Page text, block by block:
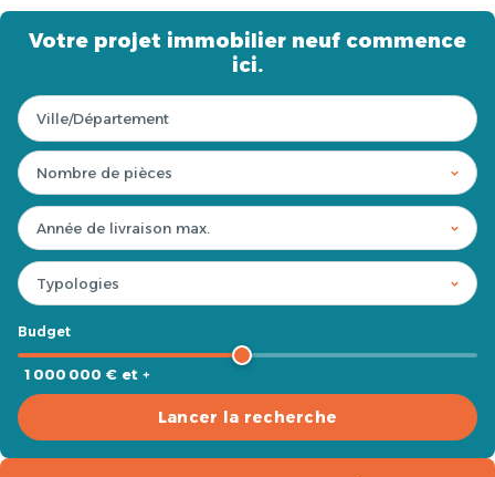
Votre projet immobilier neuf commence
ici.
Budget
1 000 000 € et +
Lancer la recherche